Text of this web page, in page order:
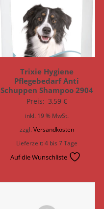
Trixie Hygiene
Pflegebedarf Anti
Schuppen Shampoo 2904
Preis: 3,59 €
inkl. 19 % MwSt.
zzgl.Versandkosten
Lieferzeit:4 bis 7 Tage
Auf die Wunschliste